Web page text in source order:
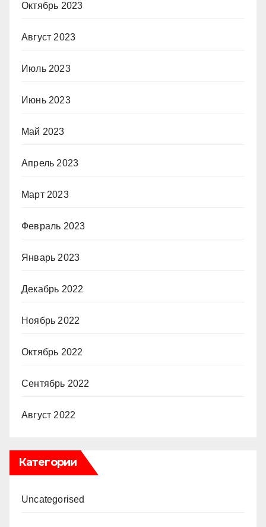
Октябрь 2023
Август 2023
Июль 2023
Июнь 2023
Май 2023
Апрель 2023
Март 2023
Февраль 2023
Январь 2023
Декабрь 2022
Ноябрь 2022
Октябрь 2022
Сентябрь 2022
Август 2022
Категории
Uncategorised